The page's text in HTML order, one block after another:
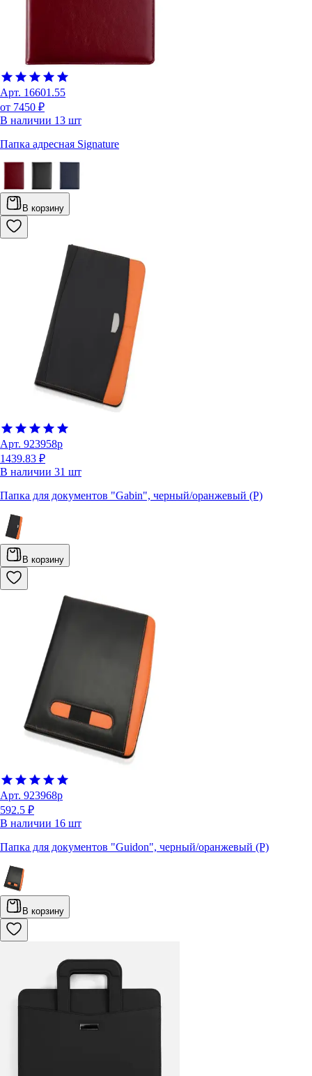
Арт. 16601.55
от 7450 ₽
В наличии 13 шт
Папка адресная Signature
В корзину
Арт. 923958р
1439.83 ₽
В наличии 31 шт
Папка для документов "Gabin", черный/оранжевый (Р)
В корзину
Арт. 923968p
592.5 ₽
В наличии 16 шт
Папка для документов "Guidon", черный/оранжевый (Р)
В корзину